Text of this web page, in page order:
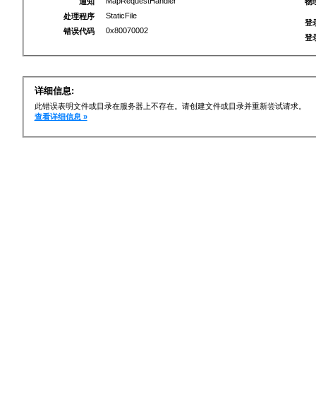
处理程序
StaticFile
错误代码
0x80070002
登
登
详细信息:
此错误表明文件或目录在服务器上不存在。请创建文件或目录并重新尝试请求。
查看详细信息 »